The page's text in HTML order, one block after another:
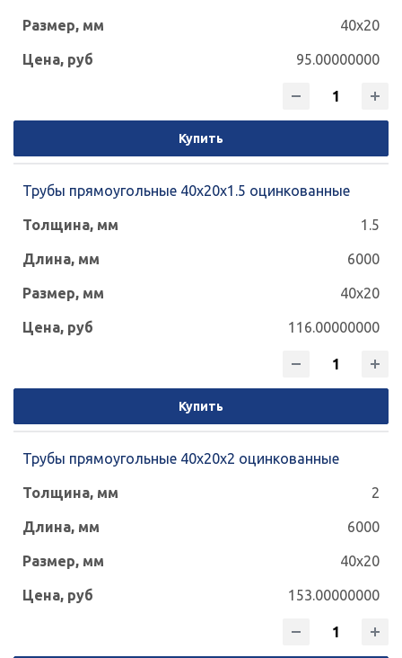
40x20
95.00000000
Купить
Трубы прямоугольные 40х20х1.5 оцинкованные
1.5
6000
40x20
116.00000000
Купить
Трубы прямоугольные 40х20х2 оцинкованные
2
6000
40x20
153.00000000